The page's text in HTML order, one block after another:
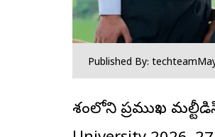
Published By: techteam
దేశంలోని ప్రముఖ